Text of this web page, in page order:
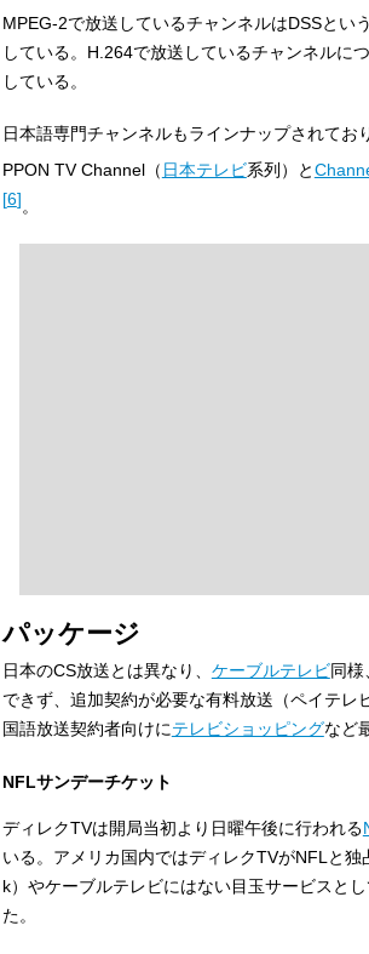
MPEG-2で放送しているチャンネルはDSSとい
している。H.264で放送しているチャンネルに
している。
日本語専門チャンネルもラインナップされてお
PPON TV Channel（ 日本テレビ系列）と
[6]。
パッケージ
日本のCS放送とは異なり、 ケーブルテレビ同様
できず、追加契約が必要な有料放送（ペイテ
国語放送契約者向けにテレビショッピングなど
NFLサンデーチケット
ディレクTVは開局当初より日曜午後に行われる
いる。アメリカ国内ではディレクTVがNFLと
k）やケーブルテレビにはない目玉サービスと
た。